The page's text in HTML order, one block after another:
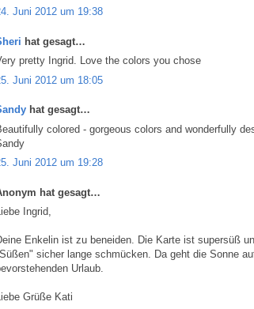
Juni 2012 um 19:38
hat gesagt…
pretty Ingrid. Love the colors you chose
Juni 2012 um 18:05
hat gesagt…
colored - gorgeous colors and wonderfully
Juni 2012 um 19:28
hat gesagt…
Ingrid,
Enkelin ist zu beneiden. Die Karte ist supersüß
sicher lange schmücken. Da geht die Sonne
Urlaub.
Grüße Kati